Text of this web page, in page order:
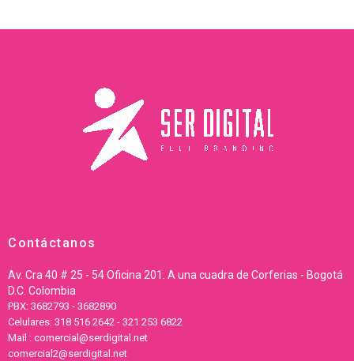
Contáctanos
Av. Cra 40 # 25 - 54 Oficina 201. A una cuadra de Corferias - Bogotá
D.C. Colombia
PBX: 3682793 - 3682890
Celulares: 318 516 2642 - 321 253 6822
Mail : comercial@serdigital.net
comercial2@serdigital.net